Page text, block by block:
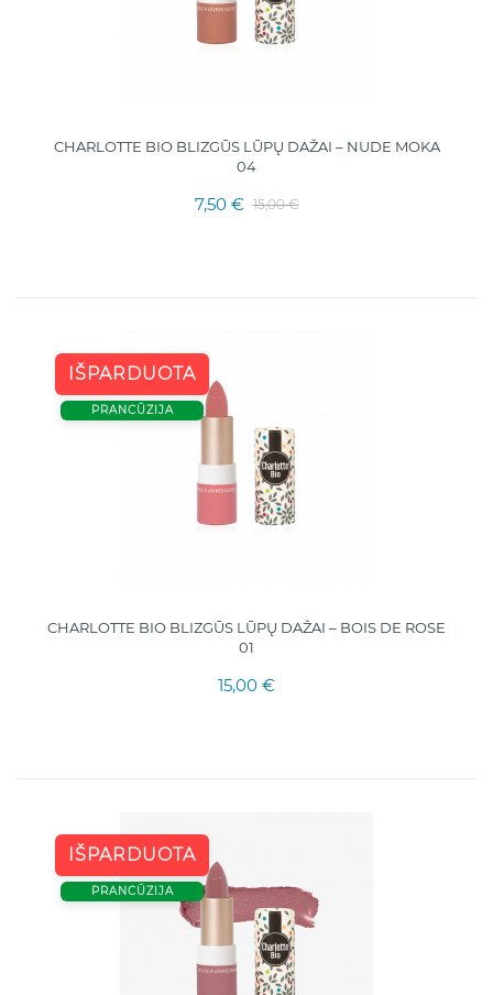
CHARLOTTE BIO BLIZGŪS LŪPŲ DAŽAI – NUDE MOKA
04
7,50 € 15,00 €
IŠPARDUOTA
PRANCŪZIJA
CHARLOTTE BIO BLIZGŪS LŪPŲ DAŽAI – BOIS DE ROSE
01
15,00 €
IŠPARDUOTA
PRANCŪZIJA